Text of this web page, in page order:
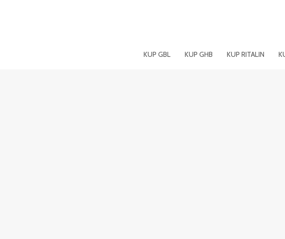
KUP GBL KUP GHB KUP RITALIN